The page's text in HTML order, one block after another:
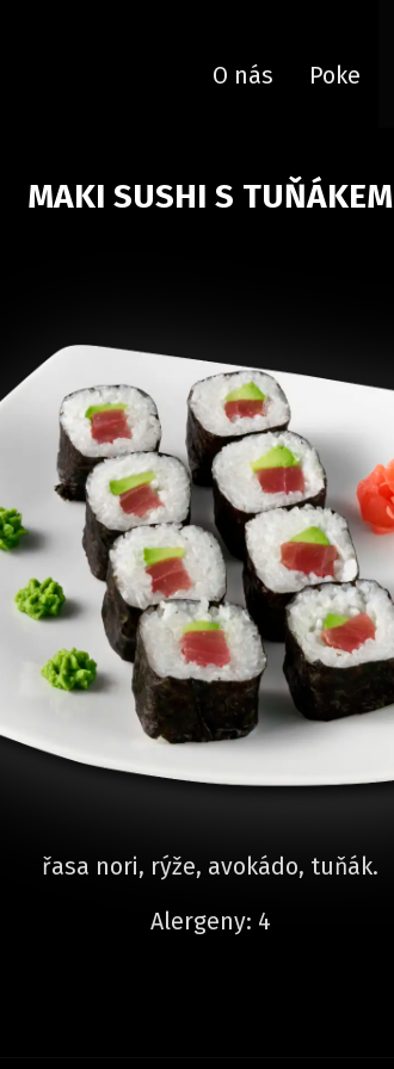
O nás Poke
MAKI SUSHI S TUŇÁKEM
řasa nori, rýže, avokádo, tuňák.
Alergeny: 4